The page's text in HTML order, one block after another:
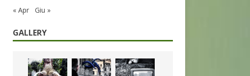
« Apr Giu »
GALLERY